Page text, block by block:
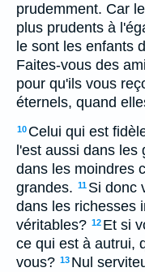
prudemment. Car
plus prudents à
le sont les enfants
Faites-vous des
pour qu'ils vous
éternels, quand
10 Celui qui est
l'est aussi dans
dans les moindres
grandes. 11 Si donc
dans les richesses
véritables? 12 Et si
ce qui est à autrui,
vous? 13 Nul